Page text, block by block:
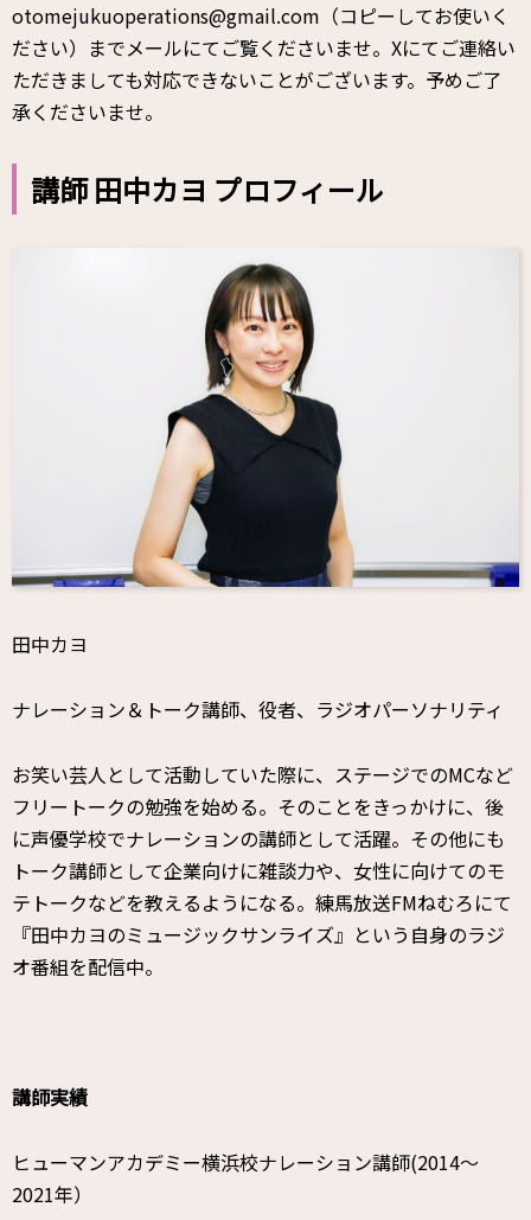
otomejukuoperations@gmail.com（コピーしてお使いく
ださい）までメールにてご覧くださいませ。Xにてご連絡い
ただきましても対応できないことがございます。予めご了
承くださいませ。
講師 田中カヨ プロフィール
田中カヨ
ナレーション＆トーク講師、役者、ラジオパーソナリティ
お笑い芸人として活動していた際に、ステージでのMCなど
フリートークの勉強を始める。そのことをきっかけに、後
に声優学校でナレーションの講師として活躍。その他にも
トーク講師として企業向けに雑談力や、女性に向けてのモ
テトークなどを教えるようになる。練馬放送FMねむろにて
『田中カヨのミュージックサンライズ』という自身のラジ
オ番組を配信中。
講師実績
ヒューマンアカデミー横浜校ナレーション講師(2014〜
2021年）